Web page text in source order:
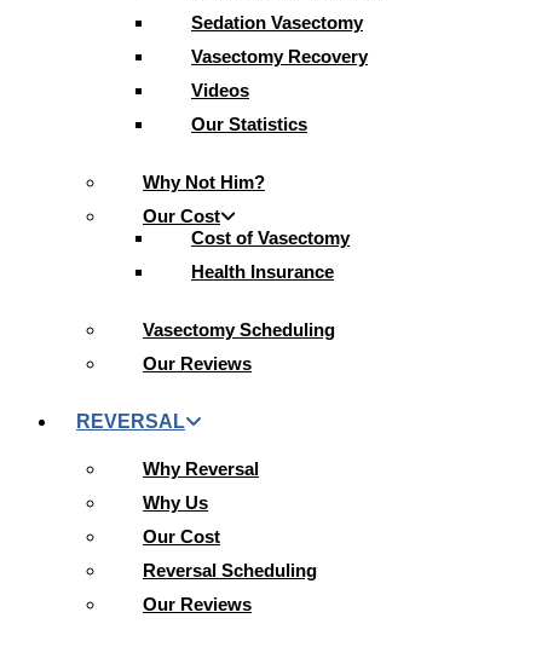
Sedation Vasectomy
Vasectomy Recovery
Videos
Our Statistics
Why Not Him?
Our Cost
Cost of Vasectomy
Health Insurance
Vasectomy Scheduling
Our Reviews
REVERSAL
Why Reversal
Why Us
Our Cost
Reversal Scheduling
Our Reviews